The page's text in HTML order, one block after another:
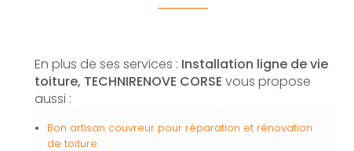
En plus de ses services : Installation ligne de vie
toiture, TECHNIRENOVE CORSE vous propose
aussi :
Bon artisan couvreur pour réparation et rénovation
de toiture